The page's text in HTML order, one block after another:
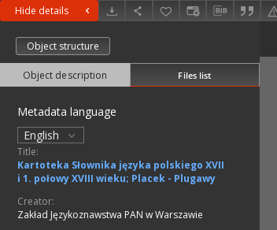
Hide details
Object structure
Object description Files list
Metadata language
English
Title:
Kartoteka Słownika języka polskiego XVII
i 1. połowy XVIII wieku; Placek - Plugawy
Creator:
Zakład Językoznawstwa PAN w Warszawie